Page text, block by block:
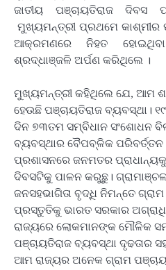
ଜାତୀୟ ପଞ୍ଚାୟତିରାଜ ଦିବସ
ମୁଖ୍ୟମନ୍ତ୍ରୀ ପ୍ରଥମେ କାଶ୍ମୀର
ଆକ୍ରମଣରେ ନିହତ
ଶ୍ରଦ୍ଧାଞ୍ଜଳି ଅର୍ପଣ କରିଥିଲେ ।
ମୁଖ୍ୟମନ୍ତ୍ରୀ କହିଥିଲେ ଯେ, ଆମ
ହେଉଛି ପଞ୍ଚାୟତିରାଜ ବ୍ୟବସ୍ଥା।
ଦିନ ୭୩ତମ ସମ୍ବିଧାନ ସଂଶୋଧନ
ବ୍ୟବସ୍ଥାର ବୈପବ୍ଳିକ ପରିବର୍ତ୍ତନ
ପ୍ରଶାସନରେ ଜନମତର
ଦିବସଟିକୁ ପାଳନ କରୁଛୁ।
ଜନସହଭାଗିତା ବୃଦ୍ଧି ନିମନ୍ତେ
ପ୍ରସ୍ତୁତିକୁ ଭାରତ ସରକାର
ରାଜ୍ୟରେ ଲୋକମାନଙ୍କ ମୌଳିକ
ପଞ୍ଚାୟତିରାଜ ବ୍ୟବସ୍ଥା ଦୃଢତାର
ଆମ ରାଜ୍ୟର ଅନେକ ଗ୍ରାମ